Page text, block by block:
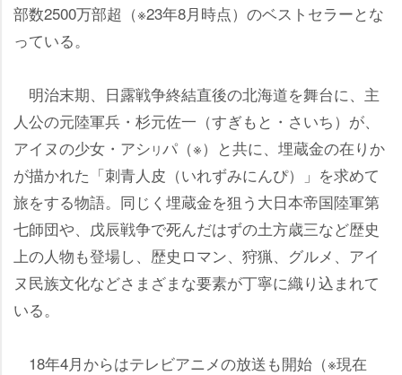
部数2500万部超（※23年8月時点）のベストセラーとな
っている。
明治末期、日露戦争終結直後の北海道を舞台に、主
人公の元陸軍兵・杉元佐一（すぎもと・さいち）が、
アイヌの少女・アシ リパ（※）と共に、埋蔵金の在りか
が描かれた「刺青人皮（いれずみにんぴ）」を求めて
旅をする物語。同じく埋蔵金を狙う大日本帝国陸軍第
七師団や、戊辰戦争で死んだはずの土方歳三など歴史
上の人物も登場し、歴史ロマン、狩猟、グルメ、アイ
ヌ民族文化などさまざまな要素が丁寧に織り込まれて
いる。
18年4月からはテレビアニメの放送も開始（※現在